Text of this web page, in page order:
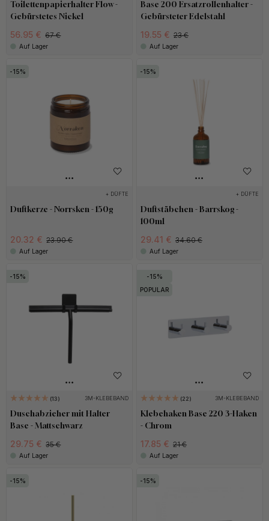
bleiben. 3M ist weltweit führend in seiner Kategorie, daher sind
wir überzeugt, dass unsere Badaccessoires sicher an der Wand
halten, vorausgesetzt die Oberfläche ist glatt und vor der
Montage gründlich gereinigt.
Gib deinem Badezimmer das Upgrade, das es verdient, mit
preiswerte Veränderung und dein Badezimmer wird sich wie neu
Toilettenpapierhalter Flow -
Gebürstetes Nickel
56.95 € 67 €
Auf Lager
Base 200 Ersatzrollenhalter -
Gebürsteter Edelstahl
19.55 € 23 €
Auf Lager
15
+ DÜFTE
Duftkerze - Norrsken - 150g
20.32 € 23.90 €
Auf Lager
15
+ DÜFTE
Duftstäbchen - Barrskog -
100ml
29.41 € 34.60 €
Auf Lager
15
13 3M-KLEBEBAND
Duschabzieher mit Halter
Base - Mattschwarz
29.75 € 35 €
Auf Lager
15
POPULAR
22 3M-KLEBEBAND
Klebehaken Base 220 3-Haken
- Chrom
17.85 € 21 €
Auf Lager
15 15